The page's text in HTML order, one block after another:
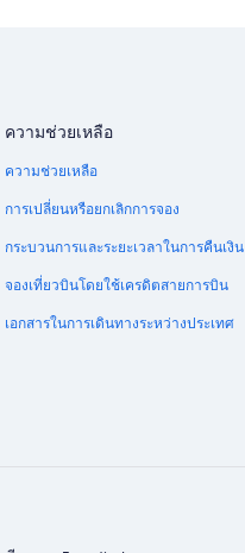
ความช่วยเหลือ
ความช่วยเหลือ
การเปลี่ยนหรือยกเลิกการจอง
กระบวนการและระยะเวลาในการคืนเงิน
จองเที่ยวบินโดยใช้เครดิตสายการบิน
เอกสารในการเดินทางระหว่างประเทศ